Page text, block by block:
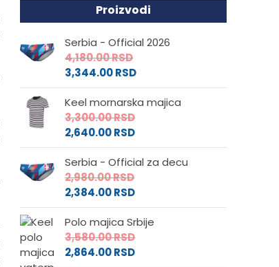
Proizvodi
Serbia - Official 2026
4,180.00RSD
3,344.00RSD
Keel mornarska majica
3,300.00RSD
2,640.00RSD
Serbia - Official za decu
2,980.00RSD
2,384.00RSD
Polo majica Srbije
3,580.00RSD
2,864.00RSD